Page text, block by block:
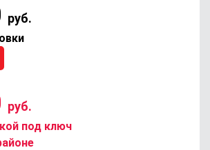
руб.
руб.
под ключ